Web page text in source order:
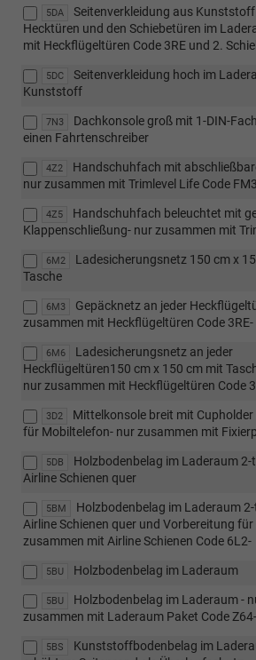
5DA
Seitenverkleidung aus
Hecktüren und den Schiebetüren im
mit Heckflügeltüren Code 3RE und 2.
5DC
Seitenverkleidung hoch im
Kunststoff
7N3
Dachkonsole groß mit 1-DIN-
einen Fahrtenschreiber
4Z2
Handschuhfach mit
nur zusammen mit Trimlevel Life Code FM3
4Z5
Handschuhfach beleuchtet mit
Klappenschließung- nur zusammen mit
6M2
Ladesicherungsnetz 150 cm x
Tasche
6M3
Gepäcknetz an jeder
zusammen mit Heckflügeltüren Code 3RE-
6M6
Ladesicherungsnetz an jeder
Heckflügeltüren150 cm x 150 cm mit
nur zusammen mit Heckflügeltüren Code
3D2
Mittelkonsole breit mit
für Mobiltelefon- nur zusammen mit
5DB
Holzbodenbelag im Laderaum 2-
Airline Schienen quer
5BM
Holzbodenbelag im Laderaum
Airline Schienen quer und Vorbereitung
zusammen mit Airline Schienen Code 6L2-
5BU Holzbodenbelag im Laderaum
5BU
Holzbodenbelag im Laderaum -
zusammen mit Laderaum Paket Code Z64-
5BS
Kunststoffbodenbelag im